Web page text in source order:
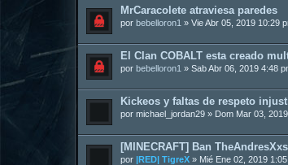
MrCaracolete atraviesa paredes
por bebelloron1 » Vie Abr 05, 2019 10:29
El Clan COBALT esta creado
por bebelloron1 » Sab Abr 06, 2019 4:48
Kickeos y faltas de respeto
por michael_jordan29 » Dom Mar 03,
[MINECRAFT] Ban
por |RED| TigreX » Mié Ene 02, 2019